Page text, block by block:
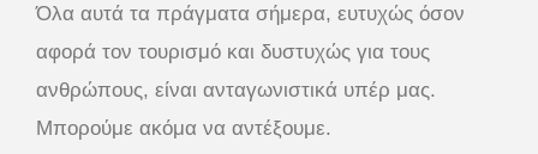
Όλα αυτά τα πράγματα σήμερα, ευτυχώς όσον
αφορά τον τουρισμό και δυστυχώς για τους
ανθρώπους, είναι ανταγωνιστικά υπέρ μας.
Μπορούμε ακόμα να αντέξουμε.